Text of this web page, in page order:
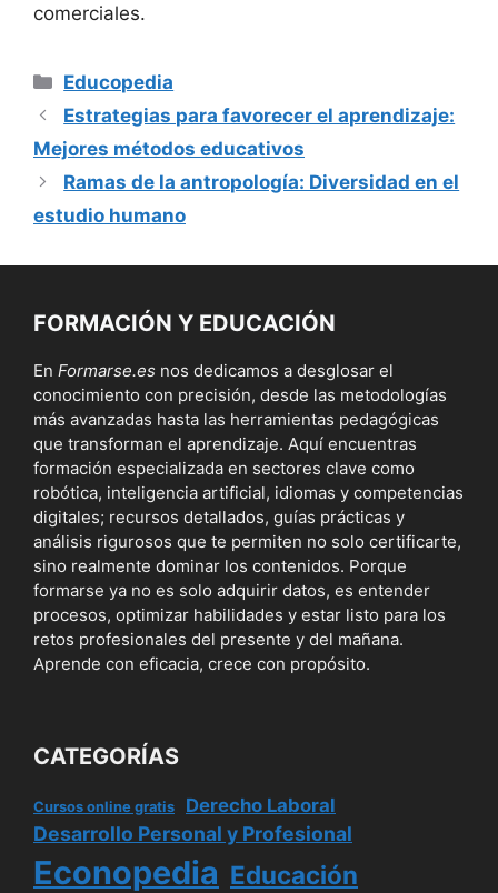
comerciales.
Categorías
Educopedia
Estrategias para favorecer el aprendizaje:
Mejores métodos educativos
Ramas de la antropología: Diversidad en el
estudio humano
FORMACIÓN Y EDUCACIÓN
En Formarse.es nos dedicamos a desglosar el
conocimiento con precisión, desde las metodologías
más avanzadas hasta las herramientas pedagógicas
que transforman el aprendizaje. Aquí encuentras
formación especializada en sectores clave como
robótica, inteligencia artificial, idiomas y competencias
digitales; recursos detallados, guías prácticas y
análisis rigurosos que te permiten no solo certificarte,
sino realmente dominar los contenidos. Porque
formarse ya no es solo adquirir datos, es entender
procesos, optimizar habilidades y estar listo para los
retos profesionales del presente y del mañana.
Aprende con eficacia, crece con propósito.
CATEGORÍAS
Cursos online gratis Derecho Laboral
Desarrollo Personal y Profesional
Econopedia Educación